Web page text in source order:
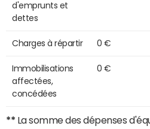
d'emprunts et
dettes
Charges à répartir 0 €
Immobilisations
affectées,
concédées
0 €
** La somme des dépenses